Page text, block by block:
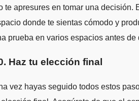
te apresures en tomar una decisión.
donde te sientas cómodo y
prueba en varios espacios antes de
Haz tu elección final
vez hayas seguido todos estos